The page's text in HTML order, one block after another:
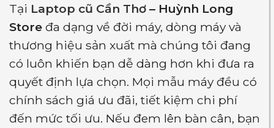
Tại Laptop cũ Cần Thơ – Huỳnh Long
Store đa dạng về đời máy, dòng máy và
thương hiệu sản xuất mà chúng tôi đang
có luôn khiến bạn dễ dàng hơn khi đưa ra
quyết định lựa chọn. Mọi mẫu máy đều có
chính sách giá ưu đãi, tiết kiệm chi phí
đến mức tối ưu. Nếu đem lên bàn cân, bạn